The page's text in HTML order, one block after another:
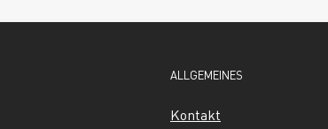
ALLGEMEINES
Kontakt